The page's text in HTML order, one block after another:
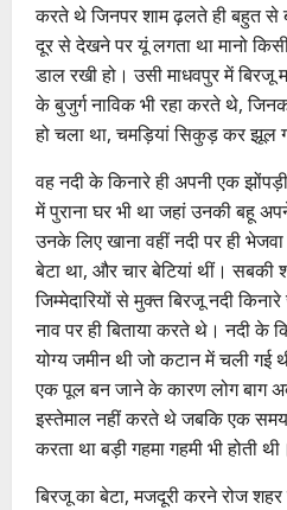
करते थे जिनपर शाम ढ़लते ही बहुत से
दूर से देखने पर यूं लगता था मानो
डाल रखी हो। उसी माधवपुर में
के बुजुर्ग नाविक भी रहा करते थे,
हो चला था, चमड़ियां सिकुड़ कर झूल
वह नदी के किनारे ही अपनी एक
में पुराना घर भी था जहां उनकी बहू
उनके लिए खाना वहीं नदी पर ही
बेटा था, और चार बेटियां थीं। सबकी
जिम्मेदारियों से मुक्त बिरजू नदी
नाव पर ही बिताया करते थे। नदी के
योग्य जमीन थी जो कटान में चली गई
एक पूल बन जाने के कारण लोग बाग
इस्तेमाल नहीं करते थे जबकि एक
करता था बड़ी गहमा गहमी भी होती थी।
बिरजू का बेटा, मजदूरी करने रोज